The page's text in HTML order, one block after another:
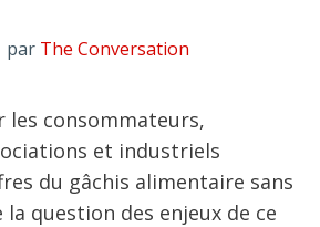
par The Conversation
les consommateurs,
et industriels
du gâchis alimentaire sans
question des enjeux de ce